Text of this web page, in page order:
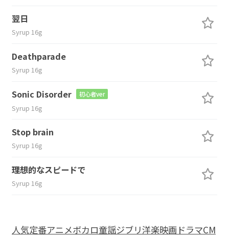
翌日
Syrup 16g
Deathparade
Syrup 16g
Sonic Disorder 初心者ver
Syrup 16g
Stop brain
Syrup 16g
理想的なスピードで
Syrup 16g
人気定番アニメボカロ童謡ジブリ洋楽映画ドラマCM